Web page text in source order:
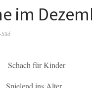
im
Süd
für Kinder
ins Alter